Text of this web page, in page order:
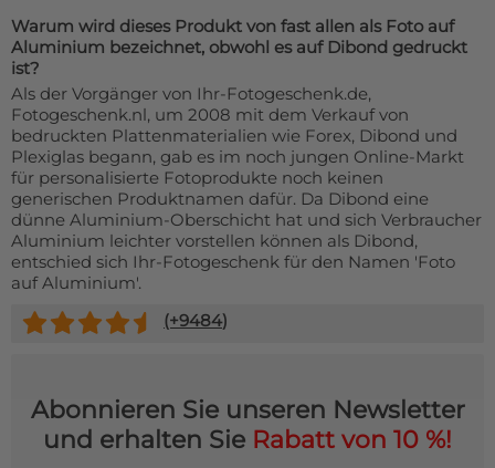
Warum wird dieses Produkt von fast allen als Foto auf
Aluminium bezeichnet, obwohl es auf Dibond gedruckt
ist?
Als der Vorgänger von Ihr-Fotogeschenk.de,
Fotogeschenk.nl, um 2008 mit dem Verkauf von
bedruckten Plattenmaterialien wie Forex, Dibond und
Plexiglas begann, gab es im noch jungen Online-Markt
für personalisierte Fotoprodukte noch keinen
generischen Produktnamen dafür. Da Dibond eine
dünne Aluminium-Oberschicht hat und sich Verbraucher
Aluminium leichter vorstellen können als Dibond,
entschied sich Ihr-Fotogeschenk für den Namen 'Foto
auf Aluminium'.
(+9484)
Abonnieren Sie unseren Newsletter
und erhalten Sie Rabatt von 10 %!